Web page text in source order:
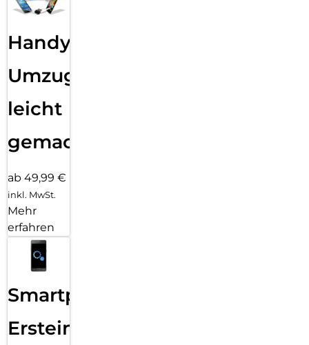
Handy
Umzug
leicht
gemacht!
ab 49,99 €
inkl. MwSt.
Mehr
erfahren
Smartphone
Ersteinrichtung